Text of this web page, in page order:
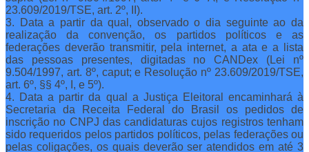
23.609/2019/TSE, art. 2º, II).
3. Data a partir da qual, observado o dia seguinte ao da
realização da convenção, os partidos políticos e as
federações deverão transmitir, pela internet, a ata e a lista
das pessoas presentes, digitadas no CANDex (Lei nº
9.504/1997, art. 8º, caput; e Resolução nº 23.609/2019/TSE,
art. 6º, §§ 4º, I, e 5º).
4. Data a partir da qual a Justiça Eleitoral encaminhará à
Secretaria da Receita Federal do Brasil os pedidos de
inscrição no CNPJ das candidaturas cujos registros tenham
sido requeridos pelos partidos políticos, pelas federações ou
pelas coligações, os quais deverão ser atendidos em até 3